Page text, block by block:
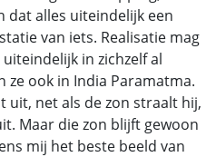
dat alles uiteindelijk een
van iets. Realisatie mag
in zichzelf al
ze ook in India Paramatma.
net als de zon straalt hij,
Maar die zon blijft gewoon
mij het beste beeld van